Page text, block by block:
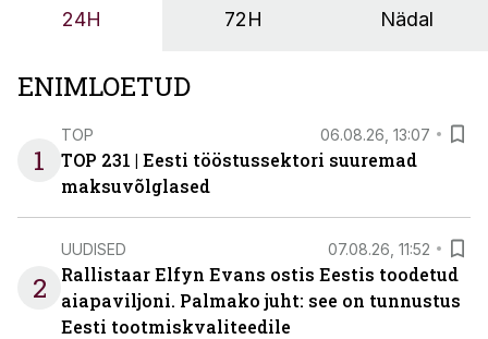
OÜ tegevjuht Sander Mitendorf.
24H 72H Nädal
ENIMLOETUD
1
TOP 06.08.26, 13:07
TOP 231 | Eesti tööstussektori suuremad
maksuvõlglased
2
UUDISED 07.08.26, 11:52
Rallistaar Elfyn Evans ostis Eestis toodetud
aiapaviljoni. Palmako juht: see on tunnustus
Eesti tootmiskvaliteedile